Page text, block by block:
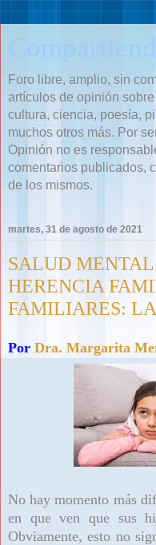
Foro libre, amplio, sin
artículos de opinión
cultura, ciencia, poesía,
muchos otros más. Por
Opinión no es
comentarios publicados,
de los mismos.
martes, 31 de agosto de 2021
SALUD
HERENCIA
FAMILIARES:
Por Dra. Margarita
No hay momento más
en que ven que sus
Obviamente, esto no